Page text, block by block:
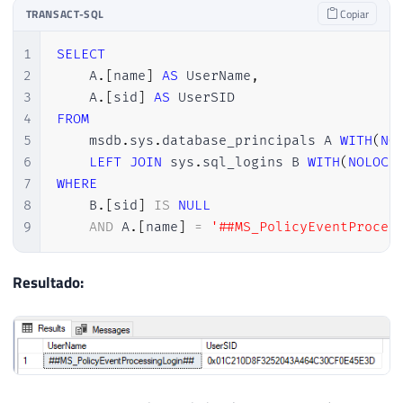
TRANSACT-SQL Copiar
1
2
3
4
5
6
7
8
9
SELECT
    A
. name AS UserName ,
    A
. sid AS
UserSID
FROM
    msdb
. sys . database_principals A WITH(
LEFT JOIN sys . sql_logins B WITH( NOLOCK
WHERE
    B
. sid IS NULL
AND A. name =
Resultado: